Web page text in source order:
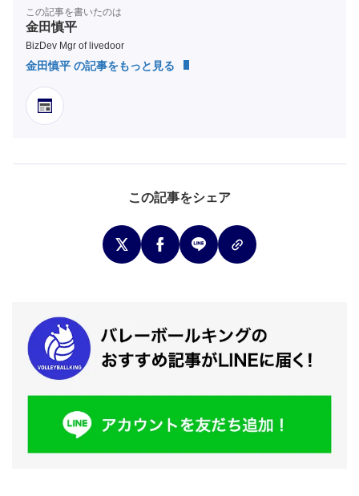
この記事を書いたのは
金田慎平
BizDev Mgr of livedoor
金田慎平 の記事をもっと見る
この記事をシェア